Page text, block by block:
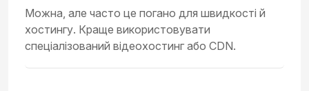
Можна, але часто це погано для швидкості й
хостингу. Краще використовувати
спеціалізований відеохостинг або CDN.